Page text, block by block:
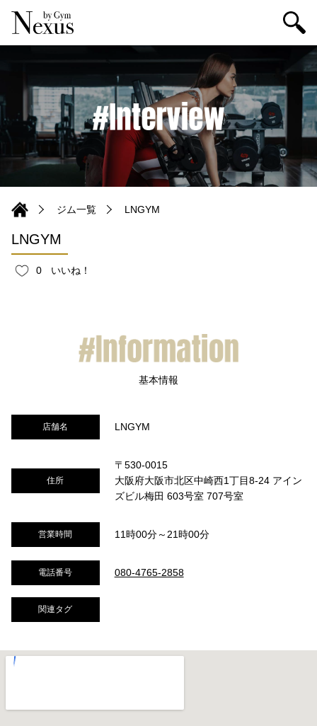
ジム一覧 LNGYM
LNGYM
0 いいね！
店舗名 LNGYM
住所
〒530-0015
大阪府大阪市北区中崎西1丁目8-24 アイン
ズビル梅田 603号室 707号室
営業時間 11時00分～21時00分
電話番号 080-4765-2858
関連タグ